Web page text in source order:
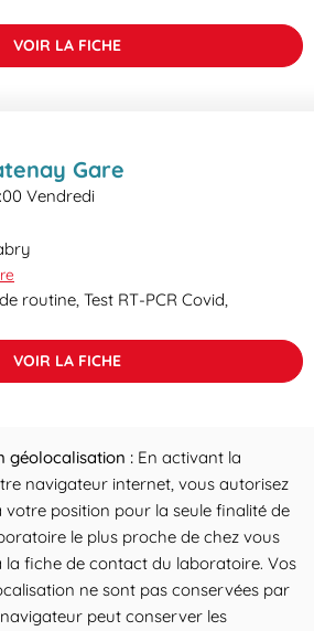
VOIR LA FICHE
Gare
Vendredi
routine, Test RT-PCR Covid,
VOIR LA FICHE
géolocalisation : En activant la
navigateur internet, vous autorisez
position pour la seule finalité de
le plus proche de chez vous
la fiche de contact du laboratoire. Vos
ne sont pas conservées par
peut conserver les